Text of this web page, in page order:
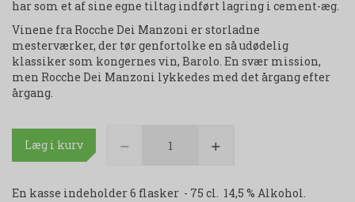
har som et af sine egne tiltag indført lagring i cement-æg.
Vinene fra Rocche Dei Manzoni er storladne
mesterværker, der tør genfortolke en så udødelig
klassiker som kongernes vin, Barolo. En svær mission,
men Rocche Dei Manzoni lykkedes med det årgang efter
årgang.
Læg i kurv
En kasse indeholder 6 flasker - 75 cl. 14,5 % Alkohol.